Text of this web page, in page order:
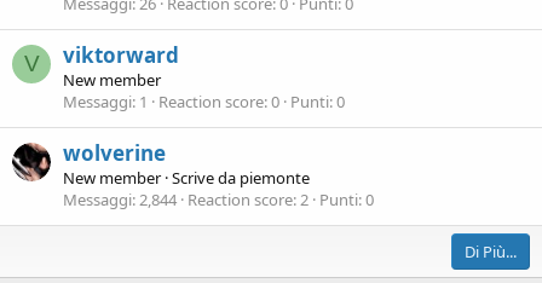
V viktorward
New member
Messaggi 1 Reaction score 0 Punti 0
wolverine
New member ·Scrive da piemonte
Messaggi 2,844 Reaction score 2 Punti 0
Di Più...